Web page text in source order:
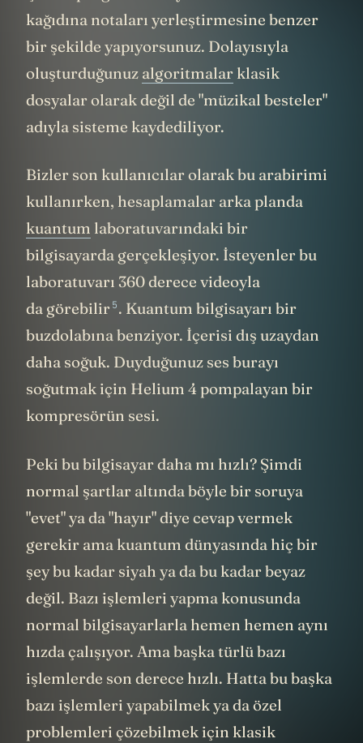
kağıdına notaları yerleştirmesine benzer
bir şekilde yapıyorsunuz. Dolayısıyla
oluşturduğunuz algoritmalar klasik
dosyalar olarak değil de "müzikal besteler"
adıyla sisteme kaydediliyor.
Bizler son kullanıcılar olarak bu arabirimi
kullanırken, hesaplamalar arka planda
kuantum laboratuvarındaki bir
bilgisayarda gerçekleşiyor. İsteyenler bu
laboratuvarı 360 derece videoyla
da görebilir5. Kuantum bilgisayarı bir
buzdolabına benziyor. İçerisi dış uzaydan
daha soğuk. Duyduğunuz ses burayı
soğutmak için Helium 4 pompalayan bir
kompresörün sesi.
Peki bu bilgisayar daha mı hızlı? Şimdi
normal şartlar altında böyle bir soruya
"evet" ya da "hayır" diye cevap vermek
gerekir ama kuantum dünyasında hiç bir
şey bu kadar siyah ya da bu kadar beyaz
değil. Bazı işlemleri yapma konusunda
normal bilgisayarlarla hemen hemen aynı
hızda çalışıyor. Ama başka türlü bazı
işlemlerde son derece hızlı. Hatta bu başka
bazı işlemleri yapabilmek ya da özel
problemleri çözebilmek için klasik